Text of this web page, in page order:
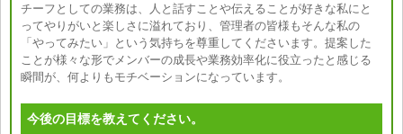
チーフとしての業務は、人と話すことや伝えることが好きな私にと
ってやりがいと楽しさに溢れており、管理者の皆様もそんな私の
「やってみたい」という気持ちを尊重してくださいます。提案した
ことが様々な形でメンバーの成長や業務効率化に役立ったと感じる
瞬間が、何よりもモチベーションになっています。
今後の目標を教えてください。